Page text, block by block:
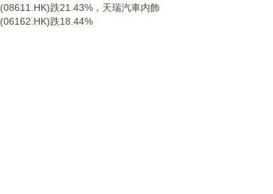
(08611.HK)跌21.43%，天瑞汽車内飾
(06162.HK)跌18.44%